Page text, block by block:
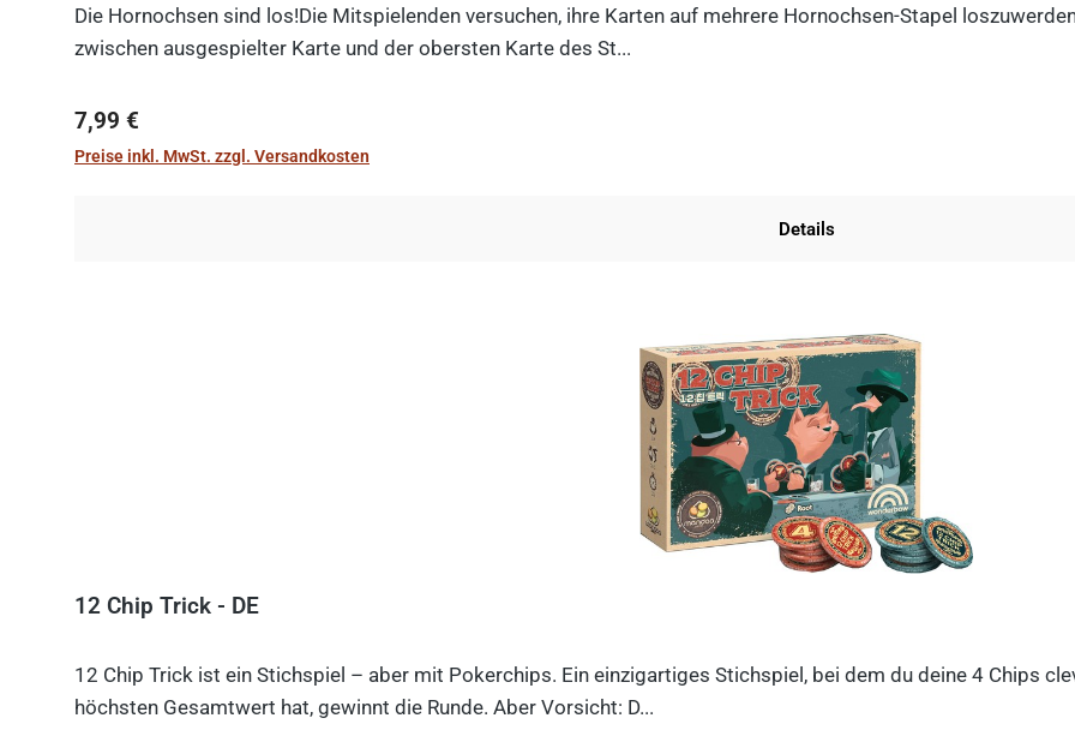
Die Hornochsen sind los!Die Mitspielenden versuchen, ihre Karten auf mehrere Hornochsen-Stapel
zwischen ausgespielter Karte und der obersten Karte des St...
Regulärer Preis:
7,99 €
Preise inkl. MwSt. zzgl. Versandkosten
Details
12 Chip Trick - DE
12 Chip Trick ist ein Stichspiel – aber mit Pokerchips. Ein einzigartiges Stichspiel, bei dem du deine 4 Chips
höchsten Gesamtwert hat, gewinnt die Runde. Aber Vorsicht: D...